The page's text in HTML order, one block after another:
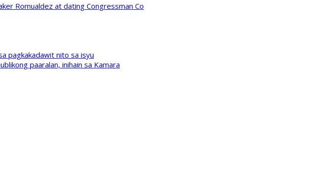
Romualdez at dating Congressman Co
pagkakadawit nito sa isyu
paaralan, inihain sa Kamara